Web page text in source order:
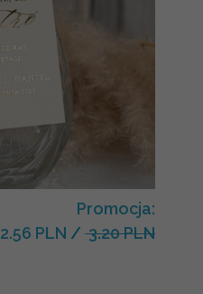
Promocja:
2.56 PLN / 3.20 PLN